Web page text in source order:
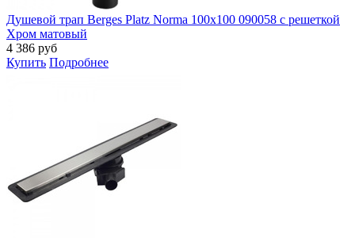
Душевой трап Berges Platz Norma 100x100 090058 с решеткой
Хром матовый
4 386 руб
Купить Подробнее